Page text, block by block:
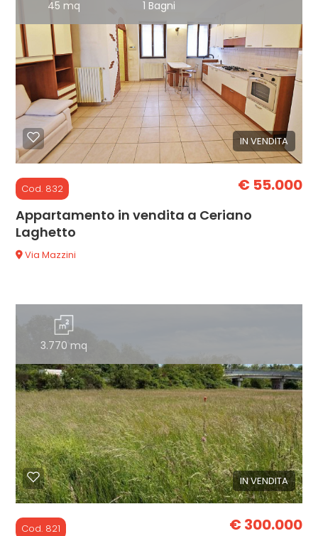
45 mq 1 Bagni
IN VENDITA
Cod. 832 € 55.000
Appartamento in vendita a Ceriano
Laghetto
Via Mazzini
3.770 mq
IN VENDITA
Cod. 821 € 300.000
5+
Bagni
minimi
Qualsiasi
4
5
5+